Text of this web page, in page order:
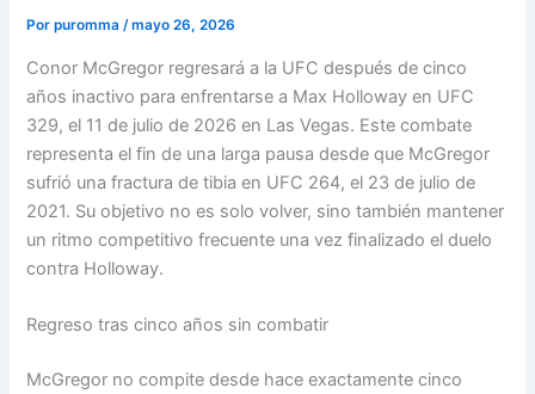
Porpuromma/mayo 26, 2026
Conor McGregor regresará a la UFC después de cinco
años inactivo para enfrentarse a Max Holloway en UFC
329, el 11 de julio de 2026 en Las Vegas. Este combate
representa el fin de una larga pausa desde que McGregor
sufrió una fractura de tibia en UFC 264, el 23 de julio de
2021. Su objetivo no es solo volver, sino también mantener
un ritmo competitivo frecuente una vez finalizado el duelo
contra Holloway.
Regreso tras cinco años sin combatir
McGregor no compite desde hace exactamente cinco